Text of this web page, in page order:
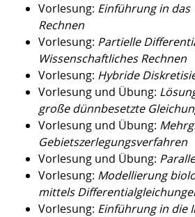
Vorlesung: Einführung in das
Rechnen
Vorlesung: Partielle
Wissenschaftliches Rechnen
Vorlesung: Hybride
Vorlesung und Übung:
große dünnbesetzte
Vorlesung und Übung:
Gebietszerlegungsverfahren
Vorlesung und Übung:
Vorlesung: Modellierung
mittels
Vorlesung: Einführung in die